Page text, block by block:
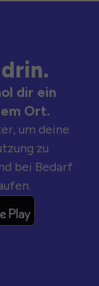
dir ein
Ort.
um deine
zu
bei Bedarf